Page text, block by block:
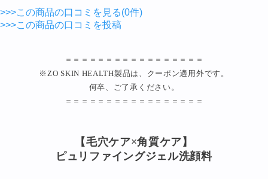
>>>この商品の口コミを見る(0件)
>>>この商品の口コミを投稿
＝＝＝＝＝＝＝＝＝＝＝＝＝＝＝＝＝
※ZO SKIN HEALTH製品は、クーポン適用外です。
何卒、ご了承ください。
＝＝＝＝＝＝＝＝＝＝＝＝＝＝＝＝＝
【毛穴ケア×角質ケア】
ピュリファイングジェル洗顔料